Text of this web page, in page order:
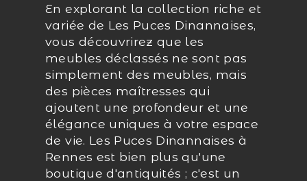
En explorant la collection riche et
variée de Les Puces Dinannaises,
vous découvrirez que les
meubles déclassés ne sont pas
simplement des meubles, mais
des pièces maîtresses qui
ajoutent une profondeur et une
élégance uniques à votre espace
de vie. Les Puces Dinannaises à
Rennes est bien plus qu'une
boutique d'antiquités ; c'est un